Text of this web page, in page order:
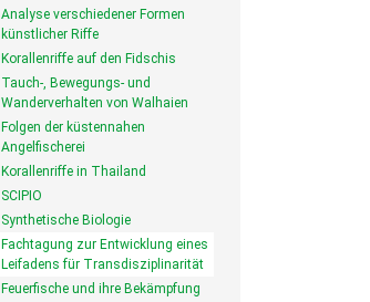
Analyse verschiedener Formen
künstlicher Riffe
Korallenriffe auf den Fidschis
Tauch-, Bewegungs- und
Wanderverhalten von Walhaien
Folgen der küstennahen
Angelfischerei
Korallenriffe in Thailand
SCIPIO
Synthetische Biologie
Fachtagung zur Entwicklung eines
Leifadens für Transdisziplinarität
Feuerfische und ihre Bekämpfung